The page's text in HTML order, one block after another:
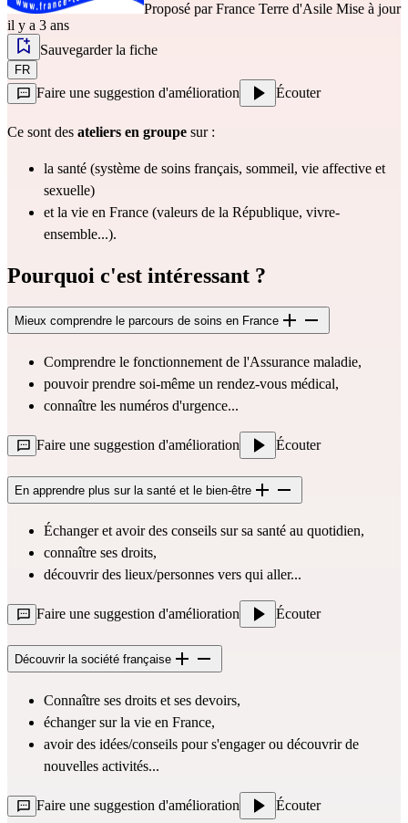
Proposé par France Terre d'Asile Mise à jour
il y a 3 ans
Sauvegarder la fiche
FR
Faire une suggestion d'amélioration Écouter
Ce sont des ateliers en groupe sur :
la santé (système de soins français, sommeil, vie affective et
sexuelle)
et la vie en France (valeurs de la République, vivre-
ensemble...).
Pourquoi c'est intéressant ?
Mieux comprendre le parcours de soins en France
Comprendre le fonctionnement de l'Assurance maladie,
pouvoir prendre soi-même un rendez-vous médical,
connaître les numéros d'urgence...
Faire une suggestion d'amélioration Écouter
En apprendre plus sur la santé et le bien-être
Échanger et avoir des conseils sur sa santé au quotidien,
connaître ses droits,
découvrir des lieux/personnes vers qui aller...
Faire une suggestion d'amélioration Écouter
Découvrir la société française
Connaître ses droits et ses devoirs,
échanger sur la vie en France,
avoir des idées/conseils pour s'engager ou découvrir de
nouvelles activités...
Faire une suggestion d'amélioration Écouter